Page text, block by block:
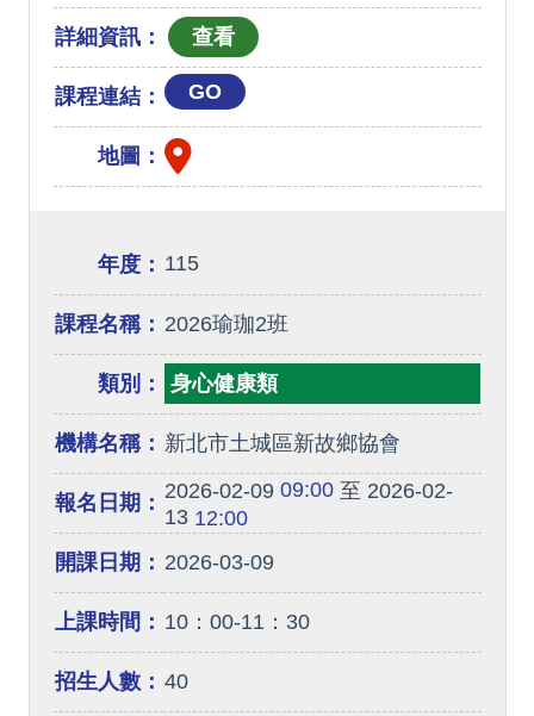
詳細資訊：
課程連結： GO
地圖：
年度： 115
課程名稱： 2026瑜珈2班
類別： 身心健康類
機構名稱： 新北市土城區新故鄉協會
報名日期： 2026-02-0909:00至 2026-02-
1312:00
開課日期： 2026-03-09
上課時間： 10：00-11：30
招生人數： 40